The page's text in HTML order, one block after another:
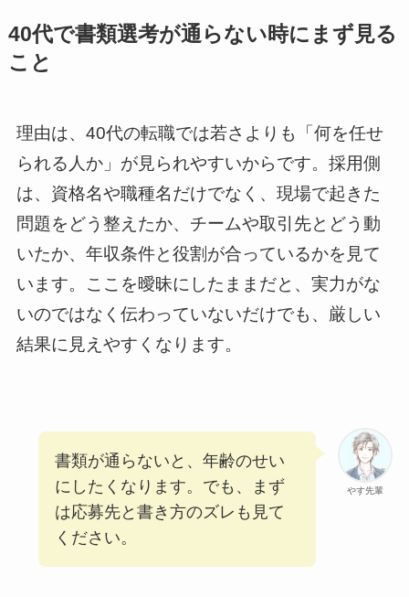
40代で書類選考が通らない時にまず見る
こと
理由は、40代の転職では若さよりも「何を任せ
られる人か」が見られやすいからです。採用側
は、資格名や職種名だけでなく、現場で起きた
問題をどう整えたか、チームや取引先とどう動
いたか、年収条件と役割が合っているかを見て
います。ここを曖昧にしたままだと、実力がな
いのではなく伝わっていないだけでも、厳しい
結果に見えやすくなります。
やす先輩
書類が通らないと、年齢のせい
にしたくなります。でも、まず
は応募先と書き方のズレも見て
ください。